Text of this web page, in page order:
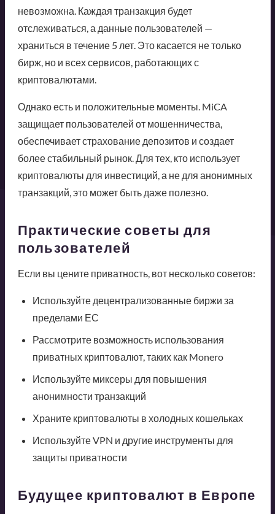
невозможна. Каждая транзакция будет
отслеживаться, а данные пользователей —
храниться в течение 5 лет. Это касается не только
бирж, но и всех сервисов, работающих с
криптовалютами.
Однако есть и положительные моменты. MiCA
защищает пользователей от мошенничества,
обеспечивает страхование депозитов и создает
более стабильный рынок. Для тех, кто использует
криптовалюты для инвестиций, а не для анонимных
транзакций, это может быть даже полезно.
Практические советы для
пользователей
Если вы цените приватность, вот несколько советов:
Используйте децентрализованные биржи за
пределами ЕС
Рассмотрите возможность использования
приватных криптовалют, таких как Monero
Используйте миксеры для повышения
анонимности транзакций
Храните криптовалюты в холодных кошельках
Используйте VPN и другие инструменты для
защиты приватности
Будущее криптовалют в Европе